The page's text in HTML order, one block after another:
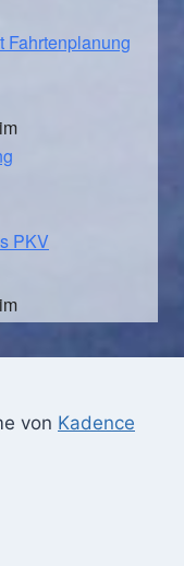
Fahrtenplanung
PKV
von Kadence